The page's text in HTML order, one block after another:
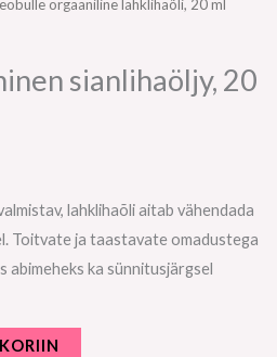
orgaaniline lahklihaõli, 20 ml
sianlihaöljy, 20
lahklihaõli aitab vähendada
Toitvate ja taastavate omadustega
abimeheks ka sünnitusjärgsel